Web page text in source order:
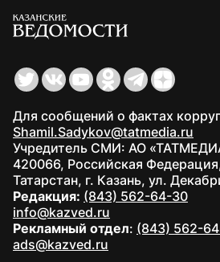
Для сообщений о фактах
Shamil.Sadykov@tatmedia.ru
Учредитель СМИ: АО
420066, Российская
Татарстан, г. Казань, ул.
Редакция: (843) 562-64-30
info@kazved.ru
Рекламный отдел: (843) 562-
ads@kazved.ru